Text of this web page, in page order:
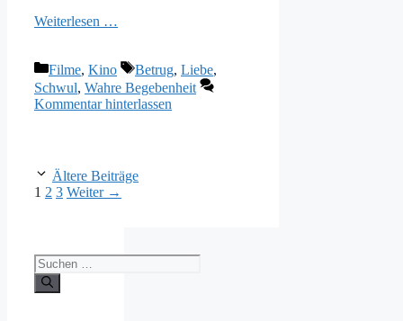
Weiterlesen …
Kategorien
Filme, Kino Schlagwörter
Betrug, Liebe,
Schwul, Wahre Begebenheit
Kommentar hinterlassen
Ältere Beiträge
Seite
1 Seite
2 Seite
3 Weiter →
Suchen
nach: